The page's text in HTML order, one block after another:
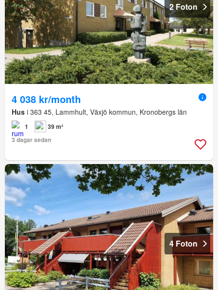
2 Foton
4 038 kr/month
Hus i 363 45, Lammhult, Växjö kommun, Kronobergs län
1
39 m²
3 dagar sedan
4 Foton